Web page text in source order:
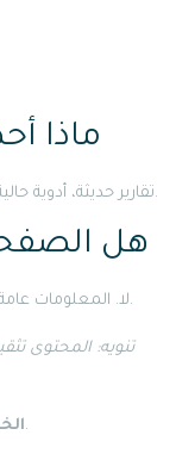
ماذا
تقارير حديثة، أدوية حالية، وصور إن لزم، مع توضيح الفترة المقترحة للسفر.
هل
لا. المعلومات عامة، والتشخيص والخطة يحددهما الطبيب المختص.
تنويه: المحتوى
.